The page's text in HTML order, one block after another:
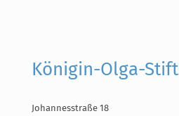
Königin-Olga-Stift
Johannesstraße 18